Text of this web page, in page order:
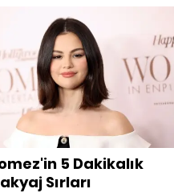
5 Dakikalık
Sırları